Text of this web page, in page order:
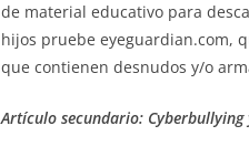
de material educativo para
hijos pruebe eyeguardian.com,
que contienen desnudos y/o
Artículo secundario: Cyberbullying